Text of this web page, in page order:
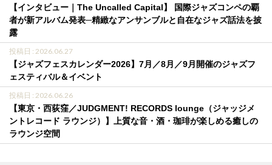
【インタビュー｜The Uncalled Capital】 国際ジャズコンペの覇
者が新アルバム発表─精緻なアンサンブルと自在なジャズ話法を披
露
投稿日 : 2026.06.27
【ジャズフェスカレンダー2026】7月／8月／9月開催のジャズフ
ェスティバル＆イベント
投稿日 : 2026.06.26
【東京・西荻窪／JUDGMENT! RECORDS lounge（ジャッジメ
ントレコード ラウンジ）】上質な音・酒・珈琲が楽しめる癒しの
ラウンジ空間